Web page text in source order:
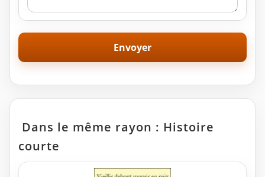
Dans le même rayon : Histoire
courte